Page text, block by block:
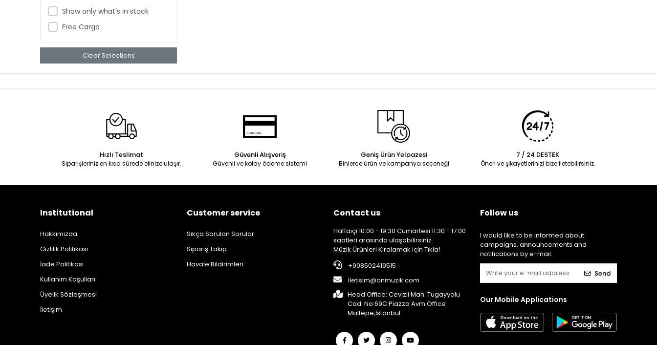
Show only what's in stock
Free Cargo
Clear Selections
Hızlı Teslimat
Siparişleriniz en kısa sürede elinize ulaşır.
Güvenli Alışveriş
Güvenli ve kolay ödeme sistemi
Geniş Ürün Yelpazesi
Binlerce ürün ve kampanya seçeneği
7 / 24 DESTEK
Öneri ve şikayetlerinizi bize iletebilirsiniz.
Institutional
Hakkımızda
Gizlilik Politikası
İade Politikası
Kullanım Koşulları
Üyelik Sözleşmesi
İletişim
Customer service
Sıkça Sorulan Sorular
Sipariş Takip
Havale Bildirimleri
Contact us
Haftaiçi 10:00 - 19:30 Cumartesi 11:30 - 17:00
saatleri arasında ulaşabilirsiniz.
Müzik Ürünleri Kiralamak için Tıkla!
+908502419515
iletisim@onmuzik.com
Head Office: Cevizli Mah. Tugayyolu
Cad. No:69C Piazza Avm Office
Maltepe,İstanbul
Follow us
I would like to be informed about
campaigns, announcements and
notifications by e-mail.
Send
Our Mobile Applications